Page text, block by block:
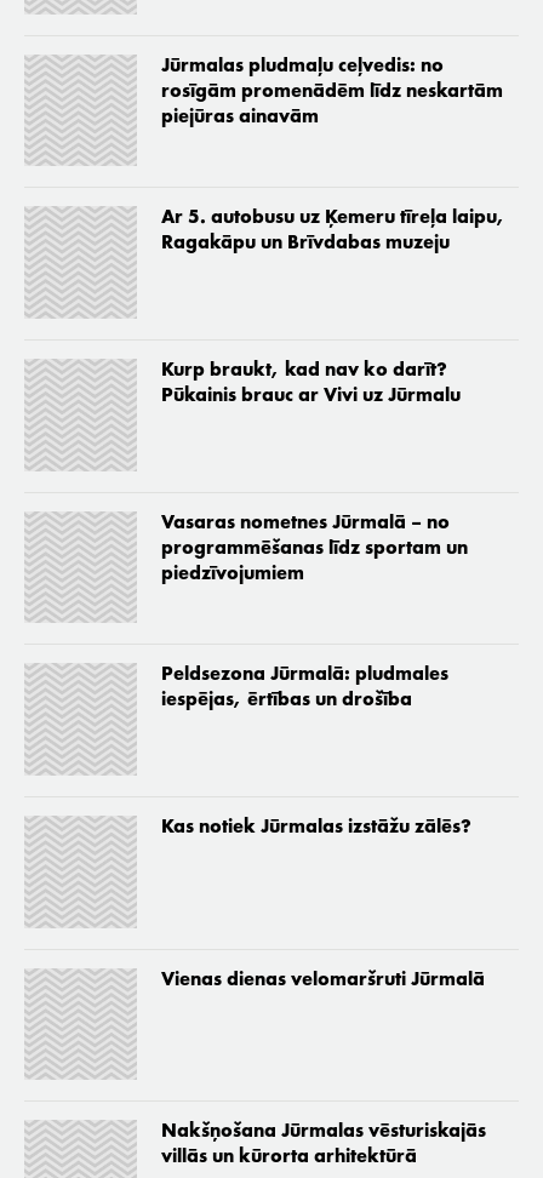
Jūrmalas pludmaļu ceļvedis: no
rosīgām promenādēm līdz neskartām
piejūras ainavām
Ar 5. autobusu uz Ķemeru tīreļa laipu,
Ragakāpu un Brīvdabas muzeju
Kurp braukt, kad nav ko darīt?
Pūkainis brauc ar Vivi uz Jūrmalu
Vasaras nometnes Jūrmalā – no
programmēšanas līdz sportam un
piedzīvojumiem
Peldsezona Jūrmalā: pludmales
iespējas, ērtības un drošība
Kas notiek Jūrmalas izstāžu zālēs?
Vienas dienas velomaršruti Jūrmalā
Nakšņošana Jūrmalas vēsturiskajās
villās un kūrorta arhitektūrā